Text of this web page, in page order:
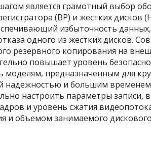
является грамотный выбор
(ВР) и жестких дисков
избыточность
одного из жестких дисков.
резервного копирования на
повышает уровень
моделям, предназначенным для
надежностью и большим временем
настроить параметры записи,
и уровень сжатия
и объемом занимаемого